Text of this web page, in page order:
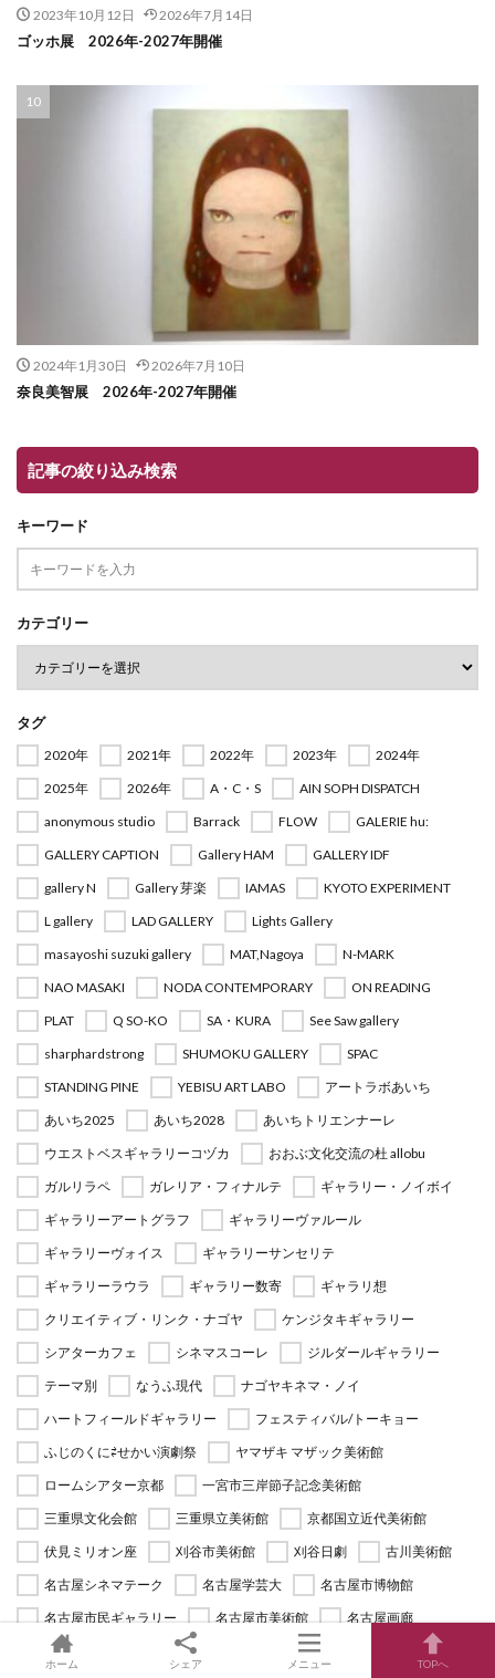
2023年10月12日 2026年7月14日
ゴッホ展 2026年-2027年開催
2024年1月30日 2026年7月10日
奈良美智展 2026年-2027年開催
記事の絞り込み検索
キーワード
カテゴリー
タグ
2020年 2021年 2022年 2023年
2024年
2025年
2026年 A・C・S
AIN SOPH DISPATCH
anonymous studio
Barrack FLOW
GALERIE hu:
GALLERY CAPTION
Gallery HAM
GALLERY IDF
gallery N
Gallery 芽楽 IAMAS
KYOTO EXPERIMENT
L gallery
LAD GALLERY
Lights Gallery
masayoshi suzuki gallery
MAT,Nagoya
N-MARK
NAO MASAKI
NODA CONTEMPORARY
ON READING
PLAT
Q SO-KO SA・KURA
See Saw gallery
sharphardstrong
SHUMOKU GALLERY
SPAC
STANDING PINE
YEBISU ART LABO
アートラボあいち
あいち2025
あいち2028
あいちトリエンナーレ
ウエストベスギャラリーコヅカ
おおぶ文化交流の杜 allobu
ガルリラペ
ガレリア・フィナルテ
ギャラリー・ノイボイ
ギャラリーアートグラフ
ギャラリーヴァルール
ギャラリーヴォイス
ギャラリーサンセリテ
ギャラリーラウラ
ギャラリー数寄
ギャラリ想
クリエイティブ・リンク・ナゴヤ
ケンジタキギャラリー
シアターカフェ
シネマスコーレ
ジルダールギャラリー
テーマ別
なうふ現代
ナゴヤキネマ・ノイ
ハートフィールドギャラリー
フェスティバル/トーキョー
ふじのくに⇄せかい演劇祭
ヤマザキ マザック美術館
ロームシアター京都
一宮市三岸節子記念美術館
三重県文化会館
三重県立美術館
京都国立近代美術館
伏見ミリオン座
刈谷市美術館 刈谷日劇
古川美術館
名古屋シネマテーク
名古屋学芸大
名古屋市博物館
名古屋市民ギャラリー
名古屋市美術館
名古屋画廊
名古屋芸術大
名古屋造形大
名演小劇場
ホーム シェア メニュー TOPへ